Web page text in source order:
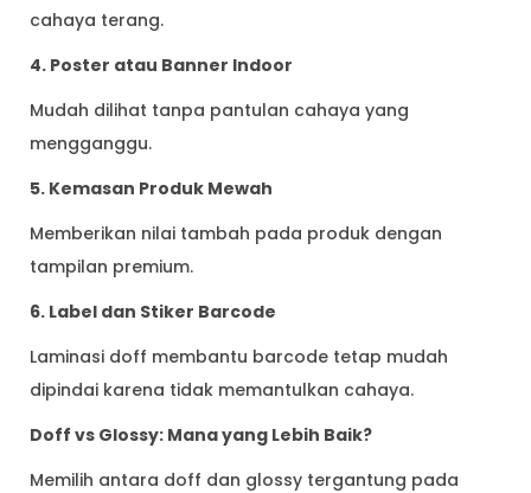
cahaya terang.
4. Poster atau Banner Indoor
Mudah dilihat tanpa pantulan cahaya yang
mengganggu.
5. Kemasan Produk Mewah
Memberikan nilai tambah pada produk dengan
tampilan premium.
6. Label dan Stiker Barcode
Laminasi doff membantu barcode tetap mudah
dipindai karena tidak memantulkan cahaya.
Doff vs Glossy: Mana yang Lebih Baik?
Memilih antara doff dan glossy tergantung pada